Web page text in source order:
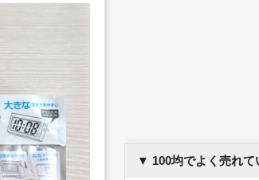
▼ 100均でよく売れて